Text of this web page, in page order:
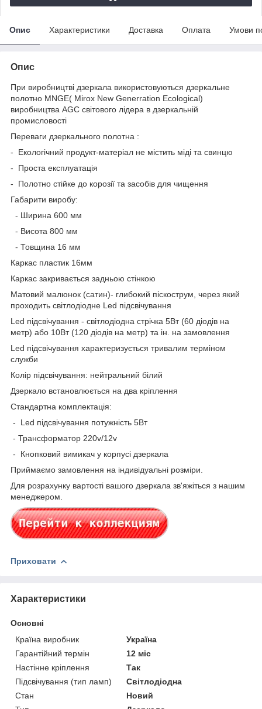
Опис Характеристики Доставка Оплата Умови
Опис
При виробництві дзеркала використовуються дзеркальне
полотно MNGE( Mirox New Generration Ecological)
виробництва AGC світового лідера в дзеркальній
промисловості
Переваги дзеркального полотна :
- Екологічний продукт-матеріал не містить міді та свинцю
- Проста експлуатація
- Полотно стійке до корозії та засобів для чищення
Габарити виробу:
- Ширина 600 мм
- Висота 800 мм
- Товщина 16 мм
Каркас пластик 16мм
Каркас закривається задньою стінкою
Матовий малюнок (сатин)- глибокий піскострум, через який
проходить світлодіодне Led підсвічування
Led підсвічування - світлодіодна стрічка 5Вт (60 діодів на
метр) або 10Вт (120 діодів на метр) та ін. на замовлення
Led підсвічування характеризується тривалим терміном
служби
Колір підсвічування: нейтральний білий
Дзеркало встановлюється на два кріплення
Стандартна комплектація:
- Led підсвічування потужність 5Вт
- Трансформатор 220v/12v
- Кнопковий вимикач у корпусі дзеркала
Приймаємо замовлення на індивідуальні розміри.
Для розрахунку вартості вашого дзеркала зв'яжіться з нашим
менеджером.
Приховати
Характеристики
Основні
Країна виробник
Україна
Гарантійний термін
12 міс
Настінне кріплення
Так
Підсвічування (тип ламп)
Світлодіодна
Стан
Новий